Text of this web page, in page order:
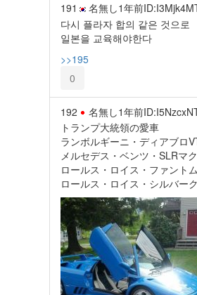
191 名無し1年前
다시 플라자 합의 같은 것으로
일본을 교육해야한다
>>195
0
192 名無し1年前
トランプ大統領の愛車
ランボルギーニ・ディアブロ
メルセデス・ベンツ・SLRマク
ロールス・ロイス・ファントム
ロールス・ロイス・シルバー